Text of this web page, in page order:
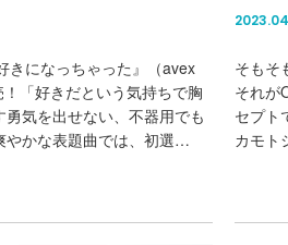
きになっちゃった』（avex
「好きだという気持ちで胸
気を出せない、不器用でも
やかな表題曲では、初選…
そもそ
それが
セプト
カモト